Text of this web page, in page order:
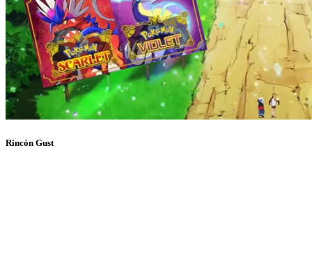
Rincón Gust